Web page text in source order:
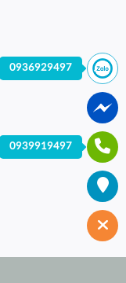
0936929497
0939919497